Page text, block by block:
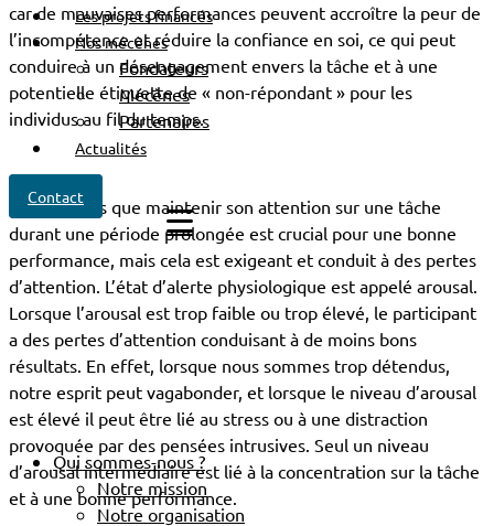
Les projets financés
Nos mécènes
Fondateurs
Mécènes
Partenaires
Actualités
Contact
Qui sommes-nous ?
Notre mission
Notre organisation
car de mauvaises performances peuvent accroître la peur de
l’incompétence et réduire la confiance en soi, ce qui peut
conduire à un désengagement envers la tâche et à une
potentielle étiquette de « non-répondant » pour les
individus au fil du temps.
Nous savons que maintenir son attention sur une tâche
durant une période prolongée est crucial pour une bonne
performance, mais cela est exigeant et conduit à des pertes
d’attention. L’état d’alerte physiologique est appelé arousal.
Lorsque l’arousal est trop faible ou trop élevé, le participant
a des pertes d’attention conduisant à de moins bons
résultats. En effet, lorsque nous sommes trop détendus,
notre esprit peut vagabonder, et lorsque le niveau d’arousal
est élevé il peut être lié au stress ou à une distraction
provoquée par des pensées intrusives. Seul un niveau
d’arousal intermédiaire est lié à la concentration sur la tâche
et à une bonne performance.